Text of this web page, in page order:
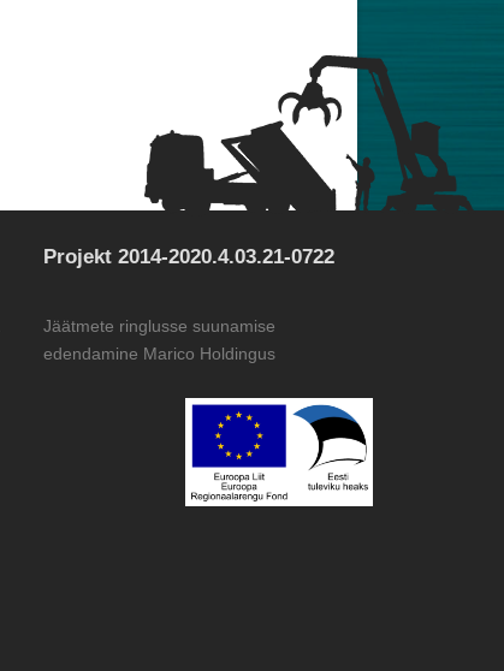
Projekt 2014-2020.4.03.21-0722
Jäätmete ringlusse suunamise
edendamine Marico Holdingus